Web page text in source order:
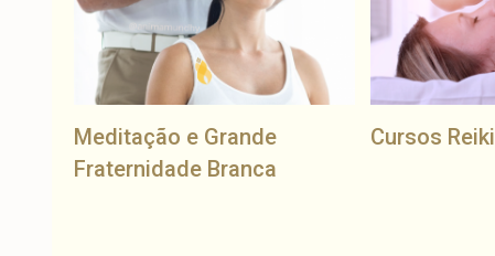
Meditação e Grande
Fraternidade Branca
Cursos Reiki